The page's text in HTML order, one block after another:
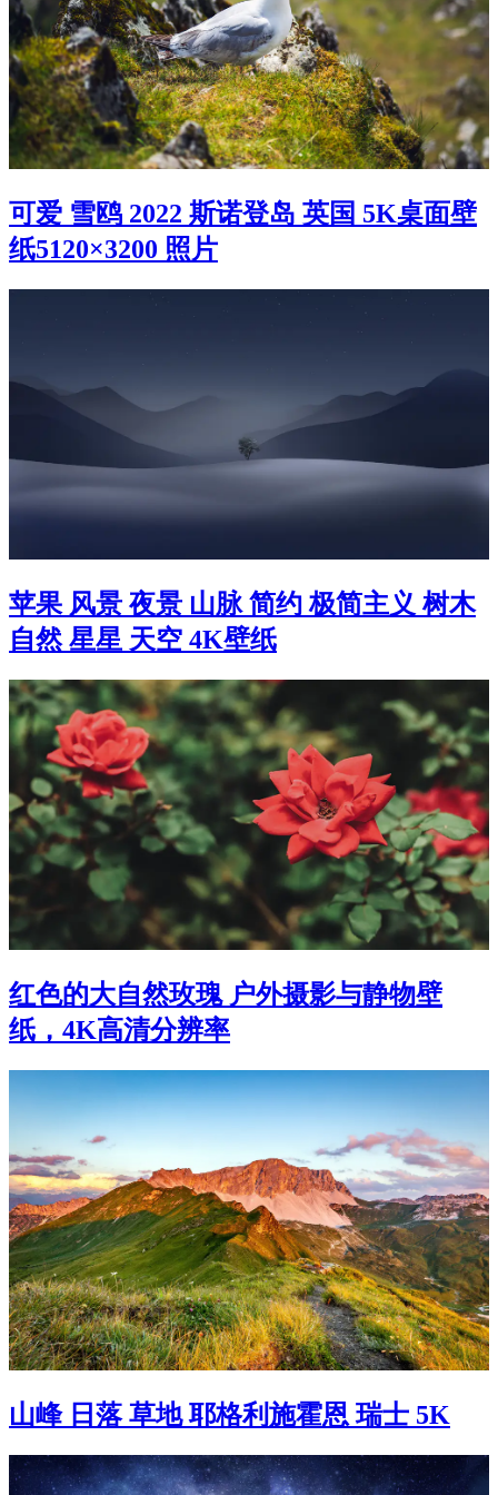
可爱 雪鸥 2022 斯诺登岛 英国 5K桌面壁
纸5120×3200 照片
苹果 风景 夜景 山脉 简约 极简主义 树木
自然 星星 天空 4K壁纸
红色的大自然玫瑰 户外摄影与静物壁
纸，4K高清分辨率
山峰 日落 草地 耶格利施霍恩 瑞士 5K